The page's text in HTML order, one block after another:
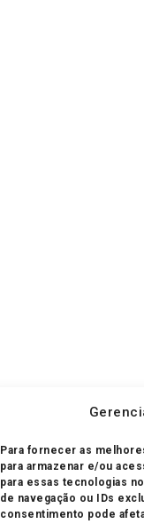
Para fornecer as
para armazenar e/ou
para essas tecnologias
de navegação ou IDs
consentimento pode